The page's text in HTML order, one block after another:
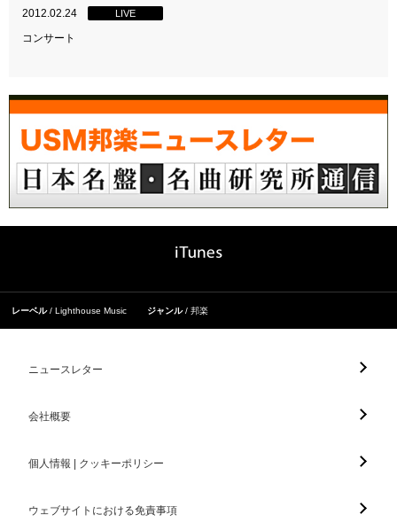
2012.02.24 LIVE
コンサート
レーベル Lighthouse Music ジャンル 邦楽
ニュースレター
会社概要
個人情報 | クッキーポリシー
ウェブサイトにおける免責事項